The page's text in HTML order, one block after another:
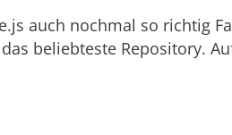
auch nochmal so richtig
beliebteste Repository.